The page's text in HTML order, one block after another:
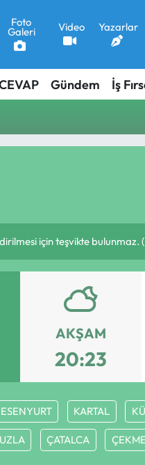
Foto
Galeri Video Yazarlar
Gündem İş
için teşvikte bulunmaz.
AKŞAM
20:23
ESENYURT KARTAL
ÇATALCA